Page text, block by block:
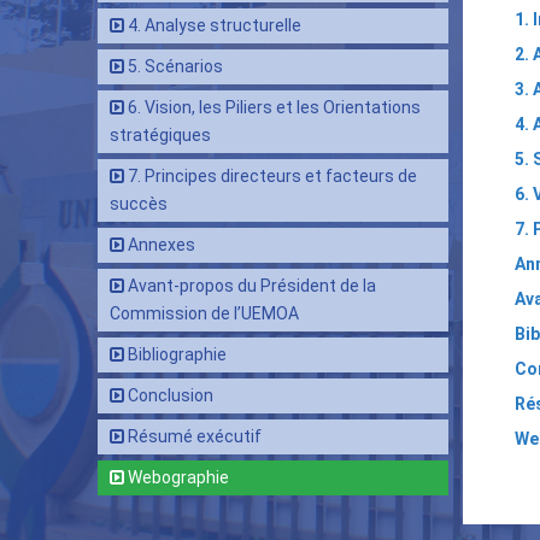
4. Analyse structurelle
5. Scénarios
6. Vision, les Piliers et les Orientations
stratégiques
7. Principes directeurs et facteurs de
succès
Annexes
Avant-propos du Président de la
Commission de l’UEMOA
Bibliographie
Conclusion
Résumé exécutif
Webographie
1.
2.
3.
4.
5.
6.
7.